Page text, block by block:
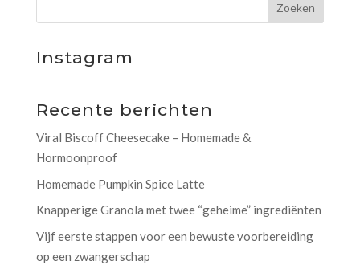
Instagram
Recente berichten
Viral Biscoff Cheesecake – Homemade &
Hormoonproof
Homemade Pumpkin Spice Latte
Knapperige Granola met twee “geheime” ingrediënten
Vijf eerste stappen voor een bewuste voorbereiding
op een zwangerschap